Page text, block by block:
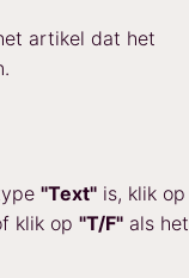
artikel dat het
"Text" is, klik op
klik op "T/F" als